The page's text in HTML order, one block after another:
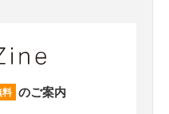
料 のご案内